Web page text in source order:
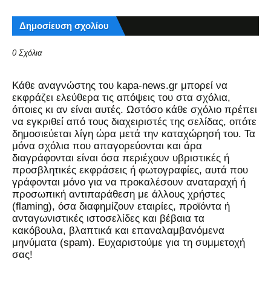
Δημοσίευση σχολίου
0 Σχόλια
Kάθε αναγνώστης του kapa-news.gr μπορεί να
εκφράζει ελεύθερα τις απόψεις του στα σχόλια,
όποιες κι αν είναι αυτές. Ωστόσο κάθε σχόλιο πρέπει
να εγκριθεί από τους διαχειριστές της σελίδας, οπότε
δημοσιεύεται λίγη ώρα μετά την καταχώρησή του. Τα
μόνα σχόλια που απαγορεύονται και άρα
διαγράφονται είναι όσα περιέχουν υβριστικές ή
προσβλητικές εκφράσεις ή φωτογραφίες, αυτά που
γράφονται μόνο για να προκαλέσουν αναταραχή ή
προσωπική αντιπαράθεση με άλλους χρήστες
(flaming), όσα διαφημίζουν εταιρίες, προϊόντα ή
ανταγωνιστικές ιστοσελίδες και βέβαια τα
κακόβουλα, βλαπτικά και επαναλαμβανόμενα
μηνύματα (spam). Ευχαριστούμε για τη συμμετοχή
σας!